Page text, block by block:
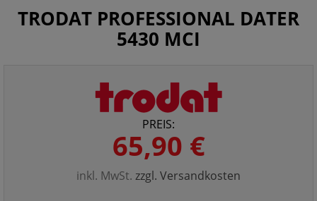
TRODAT PROFESSIONAL DATER
5430 MCI
PREIS:
65,90 €
inkl. MwSt. zzgl. Versandkosten